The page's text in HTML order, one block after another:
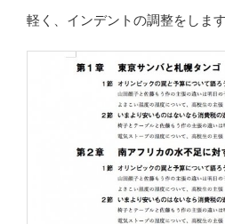
軽く、インデントの調整をしま